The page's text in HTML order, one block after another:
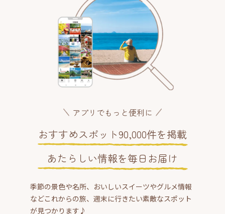
アプリでもっと便利に
おすすめスポット90,000件を掲載
あたらしい情報を毎日お届け
季節の景色や名所、おいしいスイーツやグルメ情報
などこれからの旅、週末に行きたい素敵なスポット
が見つかります♪